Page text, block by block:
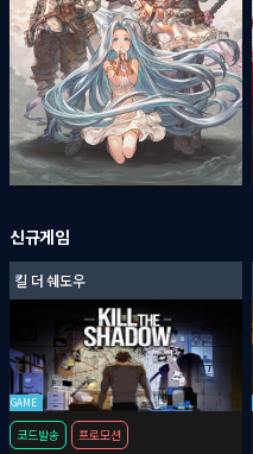
신규게임
킬 더 쉐도우
GAME
코드발송 프로모션